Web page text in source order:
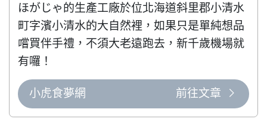
ほがじゃ的生產工廠於位北海道斜里郡小清水
町字濱小清水的大自然裡，如果只是單純想品
嚐買伴手禮，不須大老遠跑去，新千歲機場就
有囉！
小虎食夢網 前往文章